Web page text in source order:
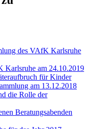
des VAfK Karlsruhe
Karlsruhe am 24.10.2019
für Kinder
am 13.12.2018
die Rolle der
Beratungsabenden